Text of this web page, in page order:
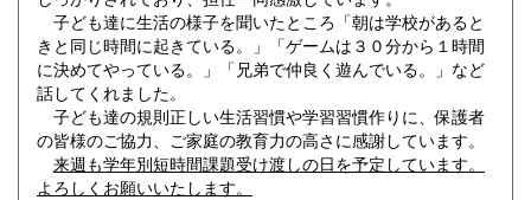
子ども達に生活の様子を聞いたところ「朝は学校があると
きと同じ時間に起きている。」「ゲームは３０分から１時間
に決めてやっている。」「兄弟で仲良く遊んでいる。」など
話してくれました。
子ども達の規則正しい生活習慣や学習習慣作りに、保護者
の皆様のご協力、ご家庭の教育力の高さに感謝しています。
来週も学年別短時間課題受け渡しの日を予定しています。
よろしくお願いいたします。